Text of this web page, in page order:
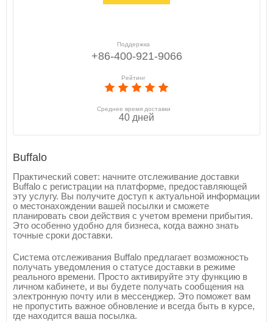
Поддержка
+86-400-921-9066
Рейтинг
Среднее время доставки
40 дней
Buffalo
Практический совет: начните отслеживание доставки
Buffalo с регистрации на платформе, предоставляющей
эту услугу. Вы получите доступ к актуальной информации
о местонахождении вашей посылки и сможете
планировать свои действия с учетом времени прибытия.
Это особенно удобно для бизнеса, когда важно знать
точные сроки доставки.
Система отслеживания Buffalo предлагает возможность
получать уведомления о статусе доставки в режиме
реального времени. Просто активируйте эту функцию в
личном кабинете, и вы будете получать сообщения на
электронную почту или в мессенджер. Это поможет вам
не пропустить важное обновление и всегда быть в курсе,
где находится ваша посылка.